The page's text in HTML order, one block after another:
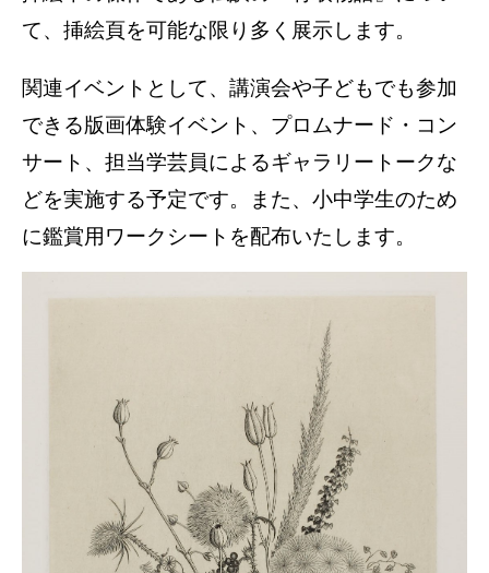
て、挿絵頁を可能な限り多く展示します。
関連イベントとして、講演会や子どもでも参加
できる版画体験イベント、プロムナード・コン
サート、担当学芸員によるギャラリートークな
どを実施する予定です。また、小中学生のため
に鑑賞用ワークシートを配布いたします。